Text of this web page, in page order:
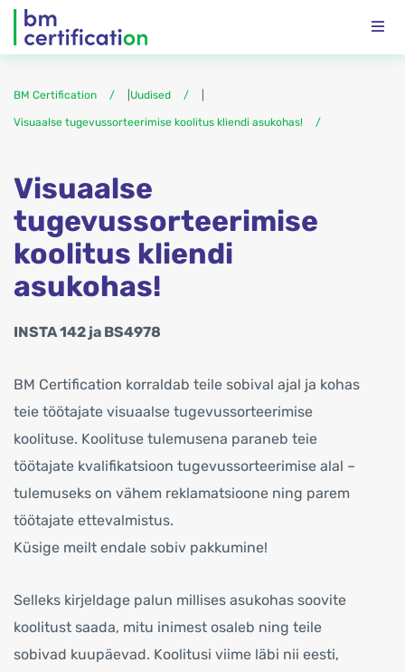
BM Certification Uudised
Visuaalse tugevussorteerimise koolitus kliendi asukohas!
Visuaalse
tugevussorteerimise
koolitus kliendi
asukohas!
INSTA 142 ja BS4978
BM Certification korraldab teile sobival ajal ja kohas
teie töötajate visuaalse tugevussorteerimise
koolituse. Koolituse tulemusena paraneb teie
töötajate kvalifikatsioon tugevussorteerimise alal –
tulemuseks on vähem reklamatsioone ning parem
töötajate ettevalmistus.
Küsige meilt endale sobiv pakkumine!
Selleks kirjeldage palun millises asukohas soovite
koolitust saada, mitu inimest osaleb ning teile
sobivad kuupäevad. Koolitusi viime läbi nii eesti,